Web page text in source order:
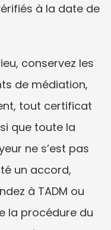
à la date de
conservez les
de médiation,
tout certificat
que toute la
ne s’est pas
un accord,
à TADM ou
la procédure du